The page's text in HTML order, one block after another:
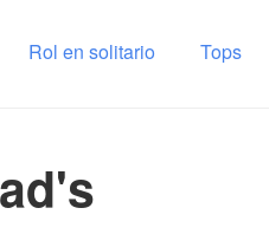
Rol en solitario Tops